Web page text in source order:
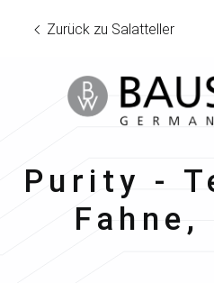
Zurück zu Salatteller
Bauscher
Purity -
Fahne,